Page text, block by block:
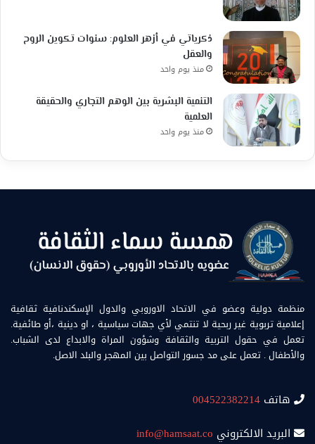
ذكرياتي في أزهر العلوم: سنوات تكوين الروح
والعقل
منذ يوم واحد
التنمية البشرية بين الوهم التجاري والحقيقة
العلمية
منذ يوم واحد
منظمة دولية وعضو في الاتحاد الاوروبي والدول الإسكندنافية ثقافية
إعلامية تربوية غير ربحية لا تنتمي لأي جهات سياسية ، او دينية ،أو طائفية.
تعمل في حقول التربية والثقافة وشؤون المراة والابداع لدى الشباب.
والأطفال . تعمل على مد جسور التواصل بين المهجر والبلد الاصل.
هاتف 004522382214
البريد الالكتروني info@hamsaat.co